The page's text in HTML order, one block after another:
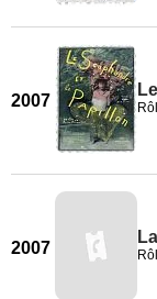
2007
2007